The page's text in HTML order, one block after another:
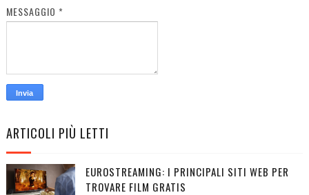
MESSAGGIO *
ARTICOLI PIÙ LETTI
EUROSTREAMING: I PRINCIPALI SITI WEB PER
TROVARE FILM GRATIS